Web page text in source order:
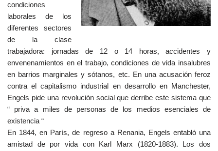
condiciones
laborales de los
diferentes sectores
de la clase
trabajadora: jornadas de 12 o 14 horas, accidentes y
envenenamientos en el trabajo, condiciones de vida insalubres
en barrios marginales y sótanos, etc. En una acusación feroz
contra el capitalismo industrial en desarrollo en Manchester,
Engels pide una revolución social que derribe este sistema que
“ priva a miles de personas de los medios esenciales de
existencia “
En 1844, en París, de regreso a Renania, Engels entabló una
amistad de por vida con Karl Marx (1820-1883). Los dos